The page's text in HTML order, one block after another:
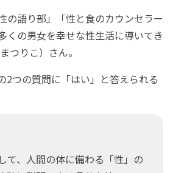
の語り部」「性と食のカウンセラー
くの男女を幸せな性生活に導いてき
つりこ）さん。
2つの質問に「はい」と答えられる
て、人間の体に備わる「性」の